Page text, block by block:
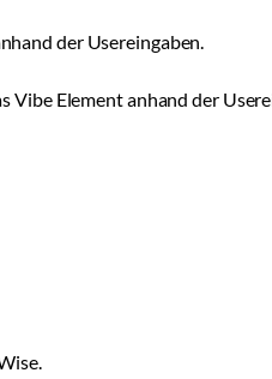
der Usereingaben.
Vibe Element anhand der